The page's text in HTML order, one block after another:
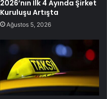
2026’nın İlk 4 Ayında Şirket
Kuruluşu Artışta
Ağustos 5, 2026